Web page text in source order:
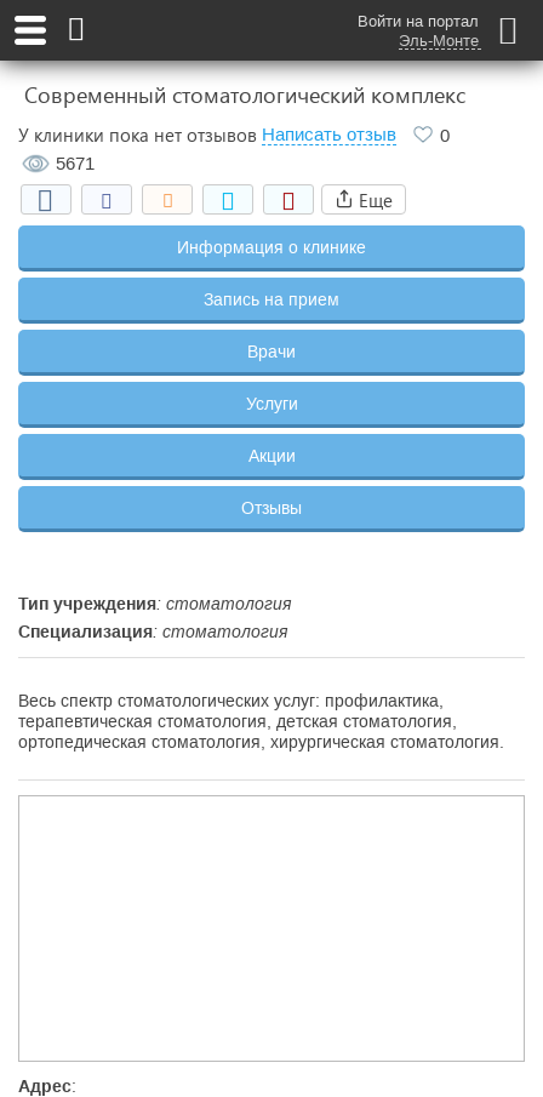
Войти на портал
Эль-Монте
Современный стоматологический комплекс
У клиники пока нет отзывов Написать отзыв
0
5671
Еще
Информация о клинике
Запись на прием
Врачи
Услуги
Акции
Отзывы
Тип учреждения: стоматология
Специализация: стоматология
Весь спектр стоматологических услуг: профилактика,
терапевтическая стоматология, детская стоматология,
ортопедическая стоматология, хирургическая стоматология.
Адрес: